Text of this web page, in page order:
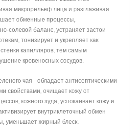
микрорельеф лица и разглаживая
обменные процессы,
солевой баланс, устраняет застои
тонизирует и укрепляет как
капилляров, тем самым
кровеносных сосудов.
чая - обладает антисептическими
свойствами, очищает кожу от
кожного зуда, успокаивает кожу и
внутриклеточный обмен
уменьшает жирный блеск.